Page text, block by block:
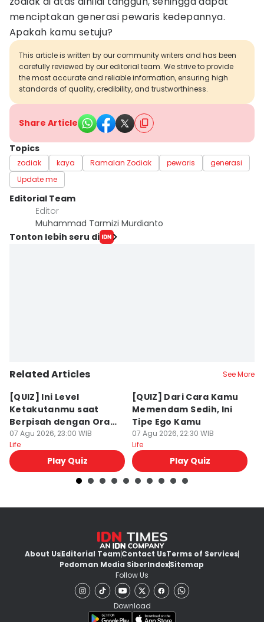
menciptakan generasi pewaris kedepannya.
Apakah kamu setuju?
This article is written by our community writers and has been
carefully reviewed by our editorial team. We strive to provide
the most accurate and reliable information, ensuring high
standards of quality, credibility, and trustworthiness.
Share Article
Topics
zodiak kaya Ramalan Zodiak pewaris
generasi
Update me
Editorial Team
Editor
Muhammad Tarmizi Murdianto
Tonton lebih seru di
Related Articles See More
[QUIZ] Ini Level
Ketakutanmu saat
Berpisah dengan Orang
Lain
07 Agu 2026, 23:00 WIB
Life
Play Quiz
[QUIZ] Dari Cara Kamu
Memendam Sedih, Ini
Tipe Ego Kamu
07 Agu 2026, 22:30 WIB
Life
Play Quiz
About UsEditorial TeamContact UsTerms of Services
Pedoman Media SiberIndexSitemap
Follow Us
Download